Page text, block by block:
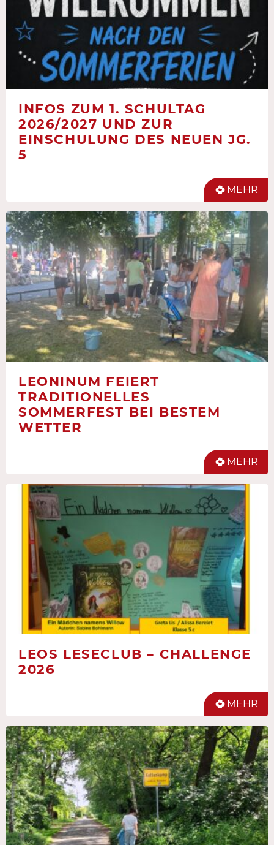
INFOS ZUM 1. SCHULTAG
2026/2027 UND ZUR
EINSCHULUNG DES NEUEN JG.
5
MEHR
LEONINUM FEIERT
TRADITIONELLES
SOMMERFEST BEI BESTEM
WETTER
MEHR
LEOS LESECLUB – CHALLENGE
2026
MEHR